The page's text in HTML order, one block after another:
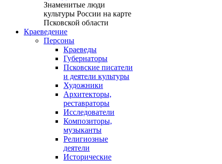
Знаменитые люди
культуры России на карте
Псковской области
Краеведение
Персоны
Краеведы
Губернаторы
Псковские писатели
и деятели культуры
Художники
Архитекторы,
реставраторы
Исследователи
Композиторы,
музыканты
Религиозные
деятели
Исторические